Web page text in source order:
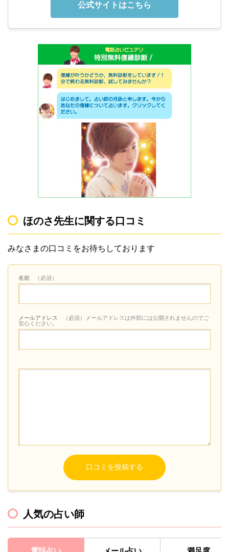
公式サイトはこちら
ほのさ先生に関する口コミ
みなさまの口コミをお待ちしております
名前 （必須）
メールアドレス
（必須）メールアドレスは外部には公開されませんのでご
安心ください。
人気の占い師